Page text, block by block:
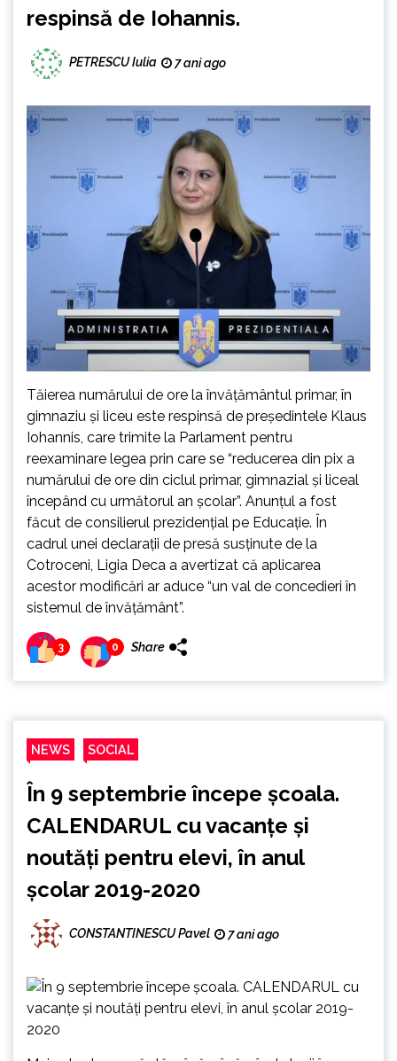
respinsă de Iohannis.
PETRESCU Iulia 7 ani ago
Tăierea numărului de ore la învățământul primar, în
gimnaziu și liceu este respinsă de președintele Klaus
Iohannis, care trimite la Parlament pentru
reexaminare legea prin care se “reducerea din pix a
numărului de ore din ciclul primar, gimnazial și liceal
începând cu următorul an școlar”. Anunțul a fost
făcut de consilierul prezidențial pe Educație. În
cadrul unei declarații de presă susținute de la
Cotroceni, Ligia Deca a avertizat că aplicarea
acestor modificări ar aduce “un val de concedieri în
sistemul de învățământ”.
3 0 Share
NEWS SOCIAL
În 9 septembrie începe școala.
CALENDARUL cu vacanțe și
noutăți pentru elevi, în anul
școlar 2019-2020
CONSTANTINESCU Pavel 7 ani ago